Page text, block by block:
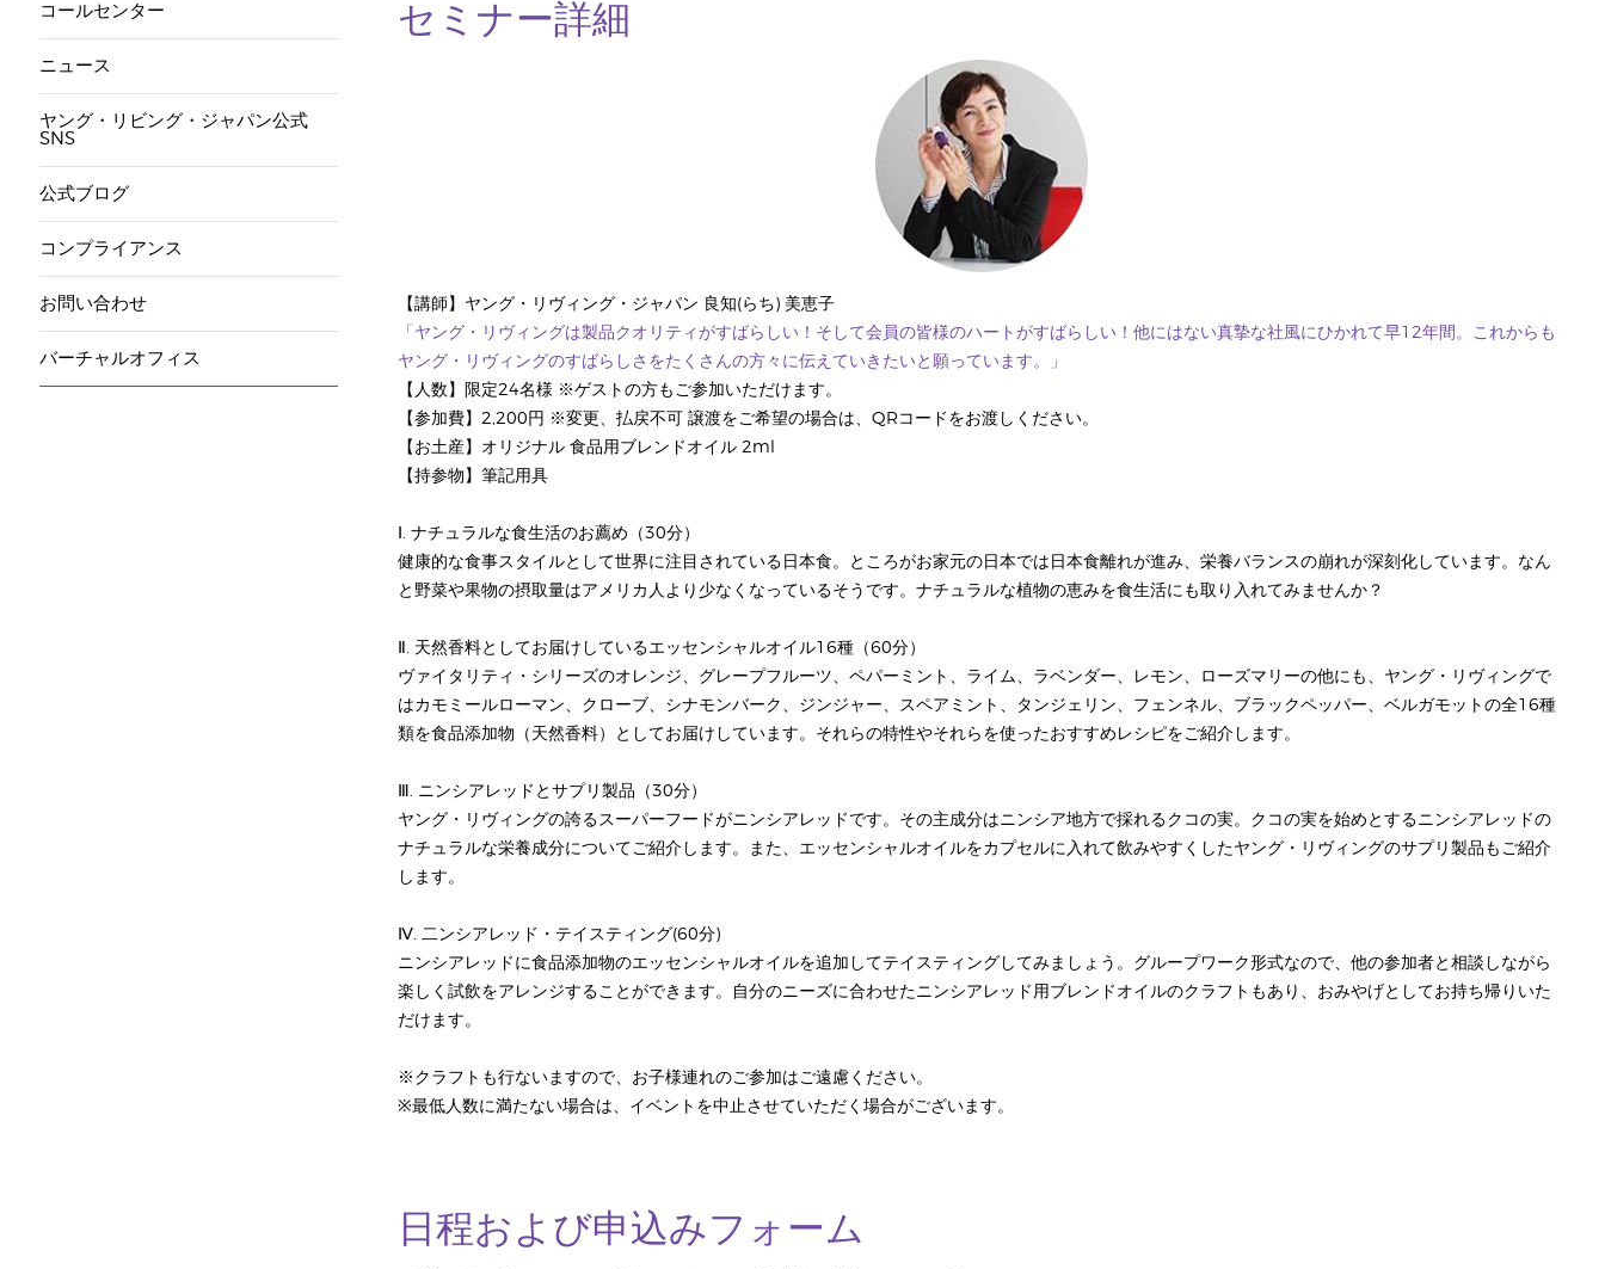
コールセンター
ニュース
ヤング・リビング・ジャパン公式
SNS
公式ブログ
コンプライアンス
お問い合わせ
バーチャルオフィス
セミナー詳細
【講師】ヤング・リヴィング・ジャパン 良知(らち) 美恵子
「ヤング・リヴィングは製品クオリティがすばらしい！そして会員の皆様のハートがすばらしい！他にはない真摯な社風にひかれて早12年間。これからも
ヤング・リヴィングのすばらしさをたくさんの方々に伝えていきたいと願っています。」
【人数】限定24名様 ※ゲストの方もご参加いただけます。
【参加費】2,200円 ※変更、払戻不可 譲渡をご希望の場合は、QRコードをお渡しください。
【お土産】オリジナル 食品用ブレンドオイル 2ml
【持参物】筆記用具
Ⅰ. ナチュラルな食生活のお薦め（30分）
健康的な食事スタイルとして世界に注目されている日本食。ところがお家元の日本では日本食離れが進み、栄養バランスの崩れが深刻化しています。なん
と野菜や果物の摂取量はアメリカ人より少なくなっているそうです。ナチュラルな植物の恵みを食生活にも取り入れてみませんか？
Ⅱ. 天然香料としてお届けしているエッセンシャルオイル16種（60分）
ヴァイタリティ・シリーズのオレンジ、グレープフルーツ、ペパーミント、ライム、ラベンダー、レモン、ローズマリーの他にも、ヤング・リヴィングで
はカモミールローマン、クローブ、シナモンバーク、ジンジャー、スペアミント、タンジェリン、フェンネル、ブラックペッパー、ベルガモットの全16種
類を食品添加物（天然香料）としてお届けしています。それらの特性やそれらを使ったおすすめレシピをご紹介します。
Ⅲ. ニンシアレッドとサプリ製品（30分）
ヤング・リヴィングの誇るスーパーフードがニンシアレッドです。その主成分はニンシア地方で採れるクコの実。クコの実を始めとするニンシアレッドの
ナチュラルな栄養成分についてご紹介します。また、エッセンシャルオイルをカプセルに入れて飲みやすくしたヤング・リヴィングのサプリ製品もご紹介
します。
Ⅳ. 二ンシアレッド・テイスティング(60分)
ニンシアレッドに食品添加物のエッセンシャルオイルを追加してテイスティングしてみましょう。グループワーク形式なので、他の参加者と相談しながら
楽しく試飲をアレンジすることができます。自分のニーズに合わせたニンシアレッド用ブレンドオイルのクラフトもあり、おみやげとしてお持ち帰りいた
だけます。
※クラフトも行ないますので、お子様連れのご参加はご遠慮ください。
※最低人数に満たない場合は、イベントを中止させていただく場合がございます。
日程および申込みフォーム